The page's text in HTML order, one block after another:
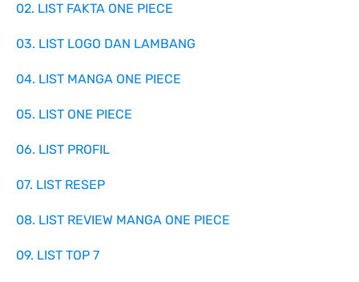
02. LIST FAKTA ONE PIECE
03. LIST LOGO DAN LAMBANG
04. LIST MANGA ONE PIECE
05. LIST ONE PIECE
06. LIST PROFIL
07. LIST RESEP
08. LIST REVIEW MANGA ONE PIECE
09. LIST TOP 7